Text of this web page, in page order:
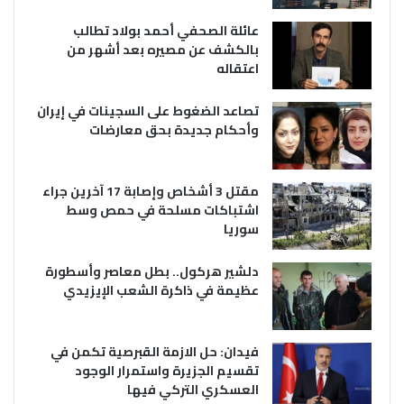
عائلة الصحفي أحمد بولاد تطالب
بالكشف عن مصيره بعد أشهر من
اعتقاله
تصاعد الضغوط على السجينات في إيران
وأحكام جديدة بحق معارضات
مقتل 3 أشخاص وإصابة 17 آخرين جراء
اشتباكات مسلحة في حمص وسط
سوريا
دلشير هركول.. بطل معاصر وأسطورة
عظيمة في ذاكرة الشعب الإيزيدي
فيدان: حل الازمة القبرصية تكمن في
تقسيم الجزيرة واستمرار الوجود
العسكري التركي فيها